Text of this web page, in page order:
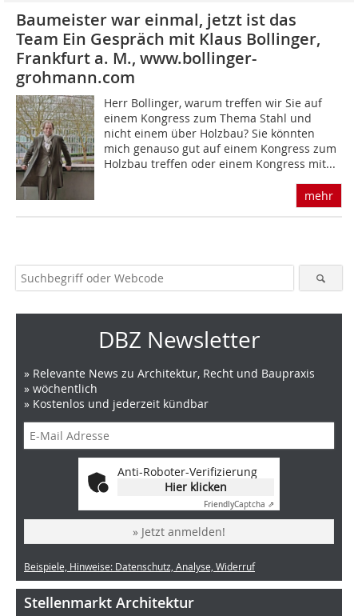
Baumeister war einmal, jetzt ist das
Team Ein Gespräch mit Klaus Bollinger,
Frankfurt a. M., www.bollinger-
grohmann.com
Herr Bollinger, warum treffen wir Sie auf
einem Kongress zum Thema Stahl und
nicht einem über Holzbau? Sie könnten
mich genauso gut auf einem Kongress zum
Holzbau treffen oder einem Kongress mit...
mehr
DBZ Newsletter
» Relevante News zu Architektur, Recht und Baupraxis
» wöchentlich
» Kostenlos und jederzeit kündbar
Anti-Roboter-Verifizierung
Hier klicken
FriendlyCaptcha ⇗
» Jetzt anmelden!
Beispiele, Hinweise: Datenschutz, Analyse, Widerruf
Stellenmarkt Architektur